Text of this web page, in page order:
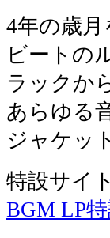
4年の歳
ビートの
ラックか
あらゆる
ジャケッ
特設サイト
BGM LP